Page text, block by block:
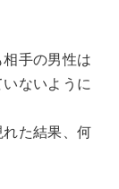
手の男性は
ないように
た結果、何